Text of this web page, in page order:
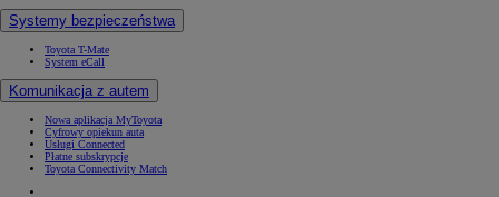
Systemy bezpieczeństwa
Toyota T-Mate
System eCall
Komunikacja z autem
Nowa aplikacja MyToyota
Cyfrowy opiekun auta
Usługi Connected
Płatne subskrypcje
Toyota Connectivity Match